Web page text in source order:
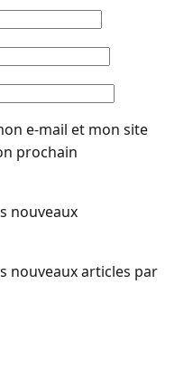
e-mail et mon site
prochain
nouveaux
nouveaux articles par